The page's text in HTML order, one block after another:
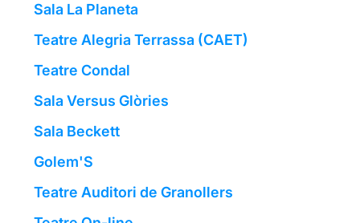
Sala La Planeta
Teatre Alegria Terrassa (CAET)
Teatre Condal
Sala Versus Glòries
Sala Beckett
Golem'S
Teatre Auditori de Granollers